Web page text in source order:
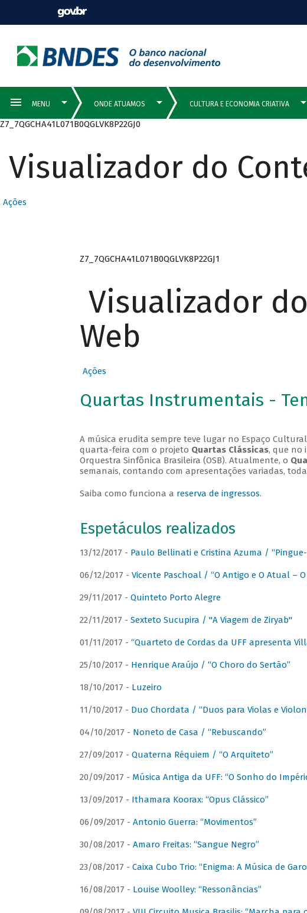
Z7_7QGCHA41L071B0QGLVK8P22GJ0
Visualizador do
Ações
Z7_7QGCHA41L071B0QGLVK8P22GJ1
Visualizador
Web
Ações
Quartas Instrumentais -
A música erudita sempre teve lugar no Espaço
quarta-feira com o projeto Quartas Clássicas, que no
Orquestra Sinfônica Brasileira (OSB). Atualmente, o
semanais, contando com apresentações variadas,
Saiba como funciona a reserva de ingressos.
Espetáculos realizados
13/12/2017 - Paulo Bellinati e Cristina Azuma /
06/12/2017 - Vicente Paschoal / “O Antigo e O Atual –
29/11/2017 - Quinteto Porto Alegre
22/11/2017 - Sexteto Sucupira / "A Viagem de Ziryab"
01/11/2017 - “Quarteto de Cordas da UFF apresenta
25/10/2017 - Henrique Araújo / “O Choro do Sertão”
18/10/2017 - Luzeiro
11/10/2017 - Duo Chordata / “Duos para Violas e
04/10/2017 - Noneto de Casa / “Rebuscando”
27/09/2017 - Quaterna Réquiem / “O Arquiteto”
20/09/2017 - Música Antiga da UFF: “O Sonho do
13/09/2017 - Ithamara Koorax: “Opus Clássico”
06/09/2017 - Antonio Guerra: “Movimentos”
30/08/2017 - Amaro Freitas: “Sangue Negro”
23/08/2017 - Caixa Cubo Trio: “Enigma: A Música de
16/08/2017 - Louise Woolley: “Ressonâncias”